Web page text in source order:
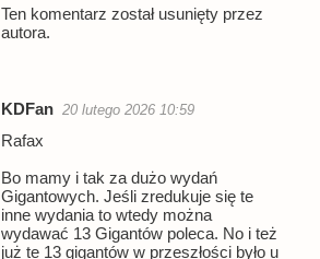
Ten komentarz został usunięty przez
autora.
KDFan 20 lutego 2026 10:59
Rafax
Bo mamy i tak za dużo wydań
Gigantowych. Jeśli zredukuje się te
inne wydania to wtedy można
wydawać 13 Gigantów poleca. No i też
już te 13 gigantów w przeszłości było u